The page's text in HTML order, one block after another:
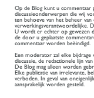
Op de Blog kunt u commentaar
discussieonderwerpen die wij
ten behoeve van het beheer
verwerkingsverantwoordelijke.
U wordt er echter op gewezen
de door u geplaatste
commentaar worden beëindigd.
Een moderator zal elke
discussie, de redactionele lijn
De Blog mag alleen worden
Elke publicatie van irrelevante,
verboden. In geval van
aansprakelijk worden gesteld.